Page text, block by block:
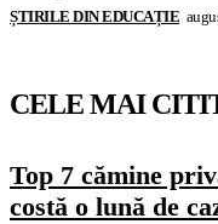
ȘTIRILE DIN EDUCAȚIE
CELE MAI
Top 7 cămine
costă o lună de